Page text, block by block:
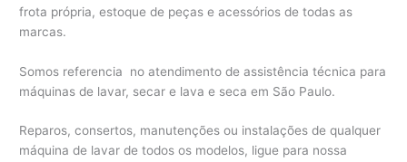
frota própria, estoque de peças e acessórios de todas as
marcas.
Somos referencia no atendimento de assistência técnica para
máquinas de lavar, secar e lava e seca em São Paulo.
Reparos, consertos, manutenções ou instalações de qualquer
máquina de lavar de todos os modelos, ligue para nossa